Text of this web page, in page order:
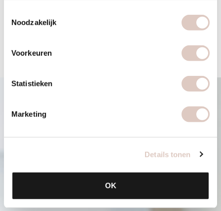
Noodzakelijk
Voorkeuren
Statistieken
Marketing
Details tonen
OK
boutique Jordaan.